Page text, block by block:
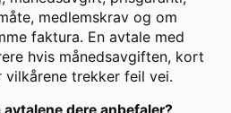
medlemskrav og om
faktura. En avtale med
hvis månedsavgiften, kort
vilkårene trekker feil vei.